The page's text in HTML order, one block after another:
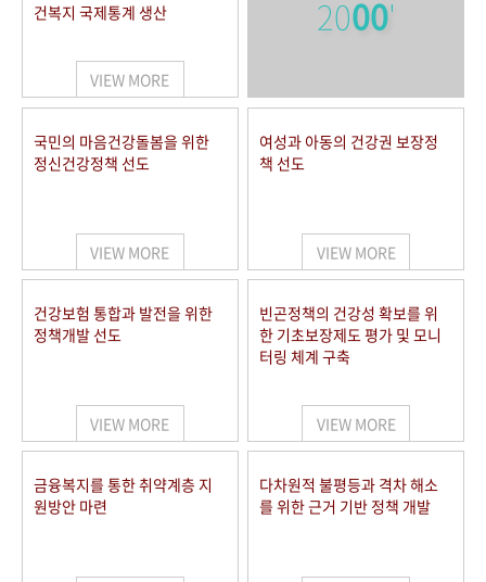
건복지 국제통계 생산
VIEW MORE
2000'
국민의 마음건강돌봄을 위한
정신건강정책 선도
VIEW MORE
여성과 아동의 건강권 보장정
책 선도
VIEW MORE
건강보험 통합과 발전을 위한
정책개발 선도
VIEW MORE
빈곤정책의 건강성 확보를 위
한 기초보장제도 평가 및 모니
터링 체계 구축
VIEW MORE
금융복지를 통한 취약계층 지
원방안 마련
다차원적 불평등과 격차 해소
를 위한 근거 기반 정책 개발